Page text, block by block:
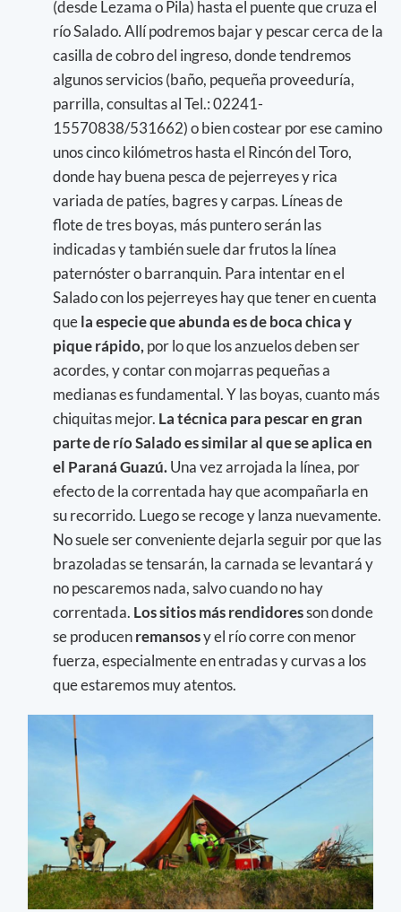
(desde Lezama o Pila) hasta el puente que cruza el
río Salado. Allí podremos bajar y pescar cerca de la
casilla de cobro del ingreso, donde tendremos
algunos servicios (baño, pequeña proveeduría,
parrilla, consultas al Tel.: 02241-
15570838/531662) o bien costear por ese camino
unos cinco kilómetros hasta el Rincón del Toro,
donde hay buena pesca de pejerreyes y rica
variada de patíes, bagres y carpas. Líneas de
flote de tres boyas, más puntero serán las
indicadas y también suele dar frutos la línea
paternóster o barranquin. Para intentar en el
Salado con los pejerreyes hay que tener en cuenta
quela especie que abunda es de boca chica y
pique rápido,por lo que los anzuelos deben ser
acordes, y contar con mojarras pequeñas a
medianas es fundamental. Y las boyas, cuanto más
chiquitas mejor. La técnica para pescar en gran
parte de río Salado es similar al que se aplica en
el Paraná Guazú.Una vez arrojada la línea, por
efecto de la correntada hay que acompañarla en
su recorrido. Luego se recoge y lanza nuevamente.
No suele ser conveniente dejarla seguir por que las
brazoladas se tensarán, la carnada se levantará y
no pescaremos nada, salvo cuando no hay
correntada. Los sitios más rendidoresson donde
se producenremansosy el río corre con menor
fuerza, especialmente en entradas y curvas a los
que estaremos muy atentos.